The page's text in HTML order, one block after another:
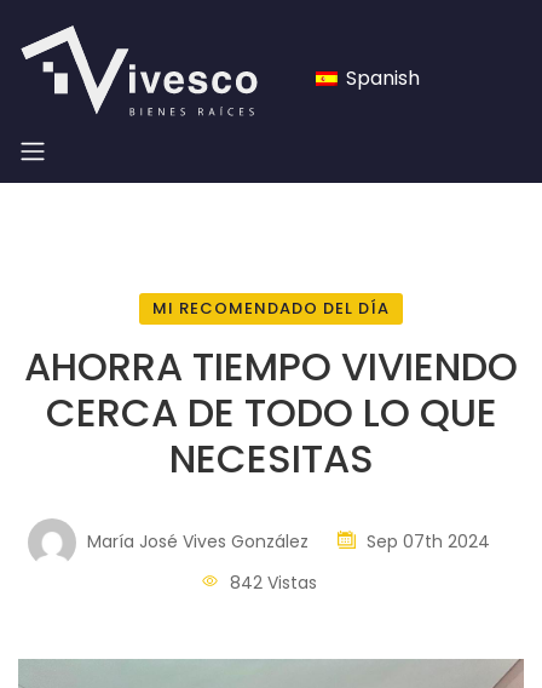
Spanish
MI RECOMENDADO DEL DÍA
AHORRA TIEMPO VIVIENDO
CERCA DE TODO LO QUE
NECESITAS
María José Vives González
Sep 07th 2024
842 Vistas